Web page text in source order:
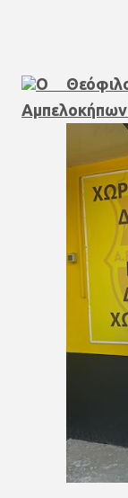
Ο
Αμπελοκήπων